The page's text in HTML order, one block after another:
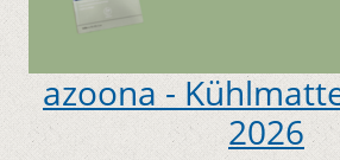
azoona -
2026